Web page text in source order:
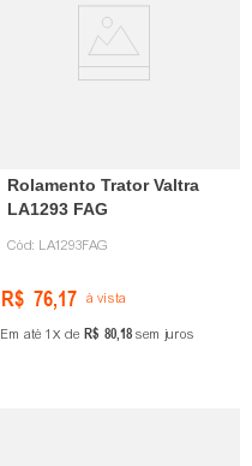
Rolamento Trator Valtra
LA1293 FAG
Cód: LA1293FAG
R$ 76,17 à vista
Em até 1 de R$ 80,18 sem juros